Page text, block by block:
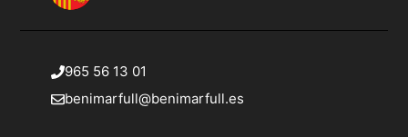
965 56 13 01
benimarfull@benimarfull.es